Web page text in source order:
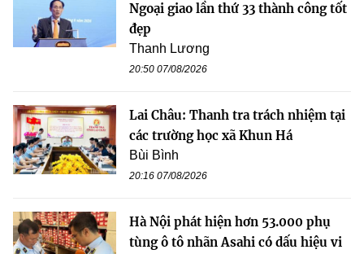
Ngoại giao lần thứ 33 thành công tốt
đẹp
Thanh Lương
20:50 07/08/2026
Lai Châu: Thanh tra trách nhiệm tại
các trường học xã Khun Há
Bùi Bình
20:16 07/08/2026
Hà Nội phát hiện hơn 53.000 phụ
tùng ô tô nhãn Asahi có dấu hiệu vi